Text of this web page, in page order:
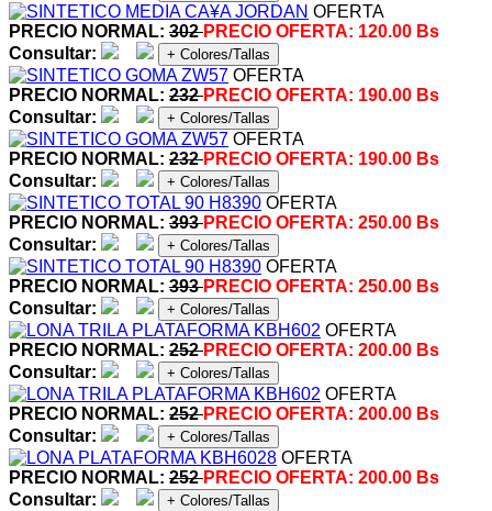
OFERTA
PRECIO NORMAL: 302PRECIO OFERTA: 120.00 Bs
Consultar:
+ Colores/Tallas
OFERTA
PRECIO NORMAL: 232PRECIO OFERTA: 190.00 Bs
Consultar:
+ Colores/Tallas
OFERTA
PRECIO NORMAL: 232PRECIO OFERTA: 190.00 Bs
Consultar:
+ Colores/Tallas
OFERTA
PRECIO NORMAL: 393PRECIO OFERTA: 250.00 Bs
Consultar:
+ Colores/Tallas
OFERTA
PRECIO NORMAL: 393PRECIO OFERTA: 250.00 Bs
Consultar:
+ Colores/Tallas
OFERTA
PRECIO NORMAL: 252PRECIO OFERTA: 200.00 Bs
Consultar:
+ Colores/Tallas
OFERTA
PRECIO NORMAL: 252PRECIO OFERTA: 200.00 Bs
Consultar:
+ Colores/Tallas
OFERTA
PRECIO NORMAL: 252PRECIO OFERTA: 200.00 Bs
Consultar:
+ Colores/Tallas